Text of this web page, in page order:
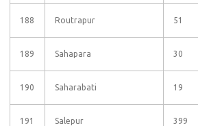
188 Routrapur 51
189 Sahapara 30
190 Saharabati 19
191 Salepur 399